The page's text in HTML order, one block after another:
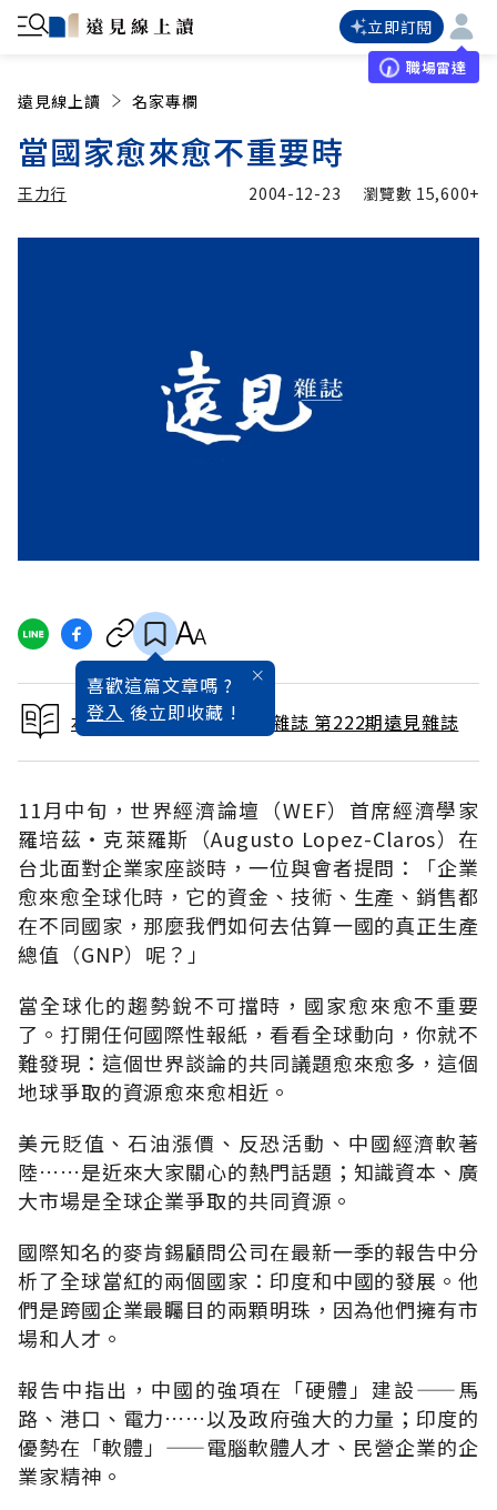
立即訂閱
職場雷達
遠見線上讀 名家專欄
當國家愈來愈不重要時
王力行 2004-12-23 瀏覽數 15,600+
喜歡這篇文章嗎 ?
登入 後立即收藏 !
本文出自 2004 / 12月號雜誌 第222期遠見雜誌
11月中旬，世界經濟論壇（WEF）首席經濟學家
羅培茲‧克萊羅斯（Augusto Lopez-Claros）在
台北面對企業家座談時，一位與會者提問：「企業
愈來愈全球化時，它的資金、技術、生產、銷售都
在不同國家，那麼我們如何去估算一國的真正生產
總值（GNP）呢？」
當全球化的趨勢銳不可擋時，國家愈來愈不重要
了。打開任何國際性報紙，看看全球動向，你就不
難發現：這個世界談論的共同議題愈來愈多，這個
地球爭取的資源愈來愈相近。
美元貶值、石油漲價、反恐活動、中國經濟軟著
陸……是近來大家關心的熱門話題；知識資本、廣
大市場是全球企業爭取的共同資源。
國際知名的麥肯錫顧問公司在最新一季的報告中分
析了全球當紅的兩個國家：印度和中國的發展。他
們是跨國企業最矚目的兩顆明珠，因為他們擁有市
場和人才。
報告中指出，中國的強項在「硬體」建設——馬
路、港口、電力……以及政府強大的力量；印度的
優勢在「軟體」——電腦軟體人才、民營企業的企
業家精神。